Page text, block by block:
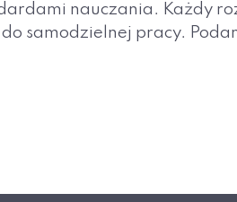
nauczania. Każdy
samodzielnej pracy.